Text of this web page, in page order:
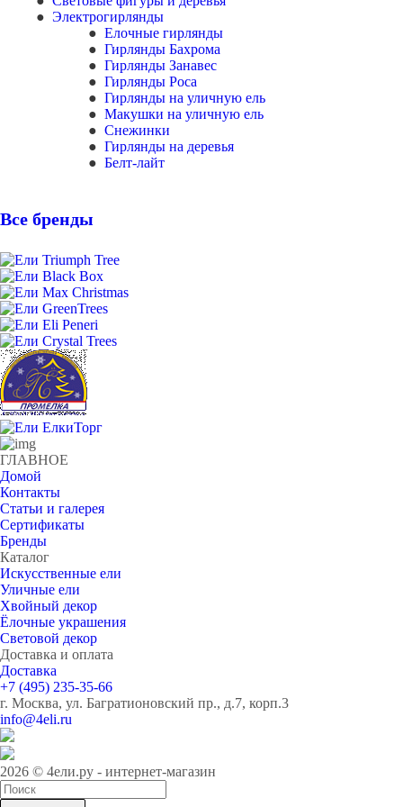
Электрогирлянды
Елочные гирлянды
Гирлянды Бахрома
Гирлянды Занавес
Гирлянды Роса
Гирлянды на уличную ель
Макушки на уличную ель
Снежинки
Гирлянды на деревья
Белт-лайт
Все бренды
ГЛАВНОЕ
Домой
Контакты
Статьи и галерея
Сертификаты
Бренды
Каталог
Искусственные ели
Уличные ели
Хвойный декор
Ёлочные украшения
Световой декор
Доставка и оплата
Доставка
+7 (495) 235-35-66
г. Москва, ул. Багратионовский пр., д.7, корп.3
info@4eli.ru
2026 © 4ели.ру - интернет-магазин